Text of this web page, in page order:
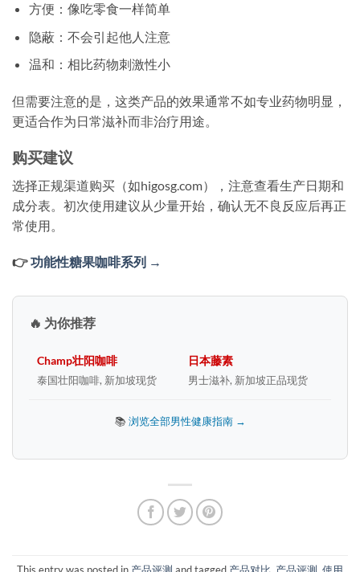
方便：像吃零食一样简单
隐蔽：不会引起他人注意
温和：相比药物刺激性小
但需要注意的是，这类产品的效果通常不如专业药物明显，
更适合作为日常滋补而非治疗用途。
购买建议
选择正规渠道购买（如higosg.com），注意查看生产日期和
成分表。初次使用建议从少量开始，确认无不良反应后再正
常使用。
👉功能性糖果咖啡系列 →
🔥 为你推荐
Champ壮阳咖啡
泰国壮阳咖啡, 新加坡现货
日本藤素
男士滋补, 新加坡正品现货
📚 浏览全部男性健康指南 →
This entry was posted in 产品评测 and tagged 产品对比 产品评测 使用